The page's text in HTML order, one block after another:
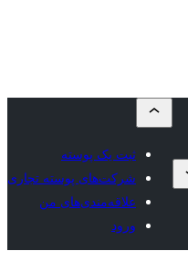
ثبت یک پوسته
شرکت‌های پوسته تجاری
علاقه‌مندی‌های من
ورود